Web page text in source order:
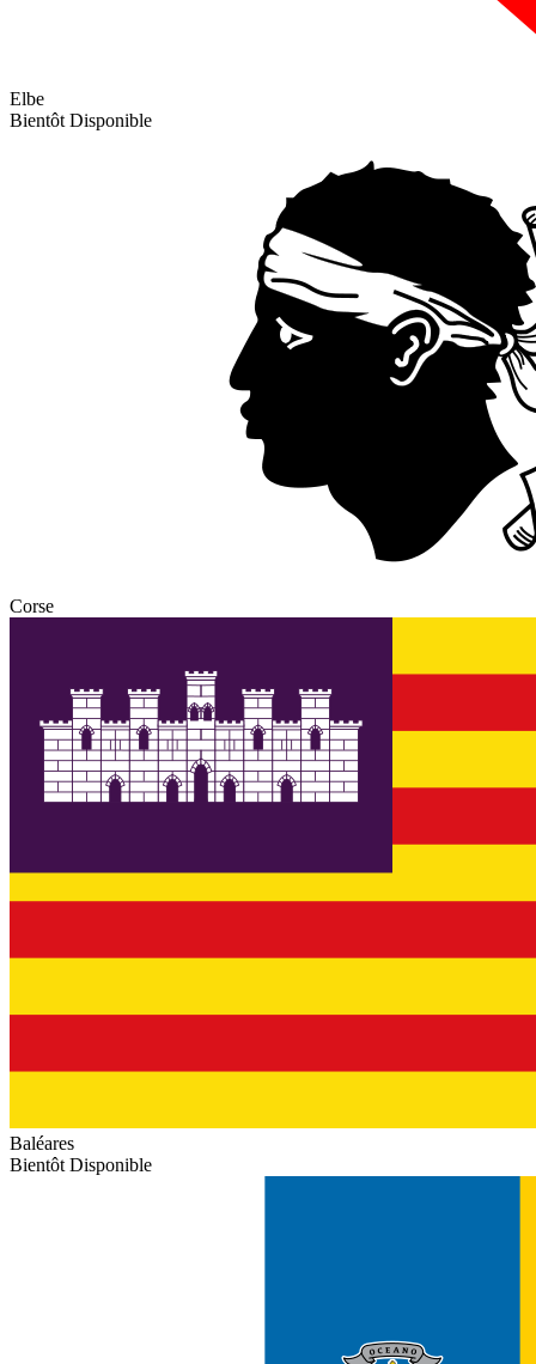
Elbe
Bientôt Disponible
Corse
Baléares
Bientôt Disponible